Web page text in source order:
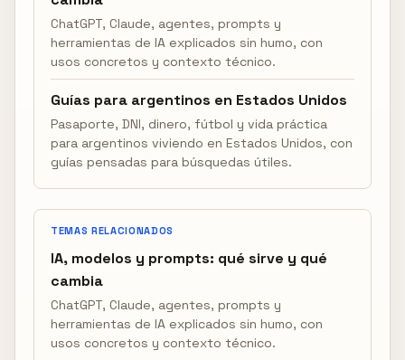
ChatGPT, Claude, agentes, prompts y
herramientas de IA explicados sin humo, con
usos concretos y contexto técnico.
Guías para argentinos en Estados Unidos
Pasaporte, DNI, dinero, fútbol y vida práctica
para argentinos viviendo en Estados Unidos, con
guías pensadas para búsquedas útiles.
TEMAS RELACIONADOS
IA, modelos y prompts: qué sirve y qué
cambia
ChatGPT, Claude, agentes, prompts y
herramientas de IA explicados sin humo, con
usos concretos y contexto técnico.